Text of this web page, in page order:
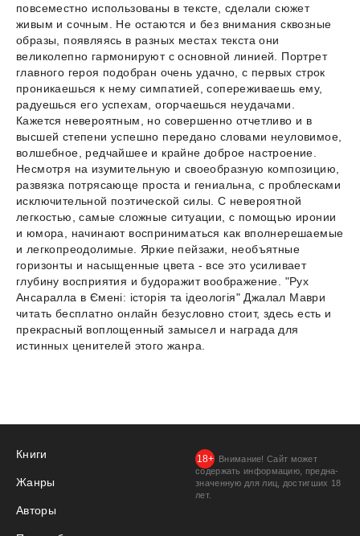
повсеместно использованы в тексте, сделали сюжет
живым и сочным. Не остаются и без внимания сквозные
образы, появляясь в разных местах текста они
великолепно гармонируют с основной линией. Портрет
главного героя подобран очень удачно, с первых строк
проникаешься к нему симпатией, сопереживаешь ему,
радуешься его успехам, огорчаешься неудачами.
Кажется невероятным, но совершенно отчетливо и в
высшей степени успешно передано словами неуловимое,
волшебное, редчайшее и крайне доброе настроение.
Несмотря на изумительную и своеобразную композицию,
развязка потрясающе проста и гениальна, с проблесками
исключительной поэтической силы. С невероятной
легкостью, самые сложные ситуации, с помощью иронии
и юмора, начинают восприниматься как вполнерешаемые
и легкопреодолимые. Яркие пейзажи, необъятные
горизонты и насыщенные цвета - все это усиливает
глубину восприятия и будоражит воображение. "Рух
Ансаралла в Ємені: історія та ідеологія" Джалал Маври
читать бесплатно онлайн безусловно стоит, здесь есть и
прекрасный воплощенный замысел и награда для
истинных ценителей этого жанра.
Книги
Жанры
Авторы
Внимание! Сайт может
содержать информацию, предна­
значенную для лиц, дости­гших 18
лет.